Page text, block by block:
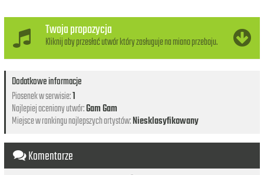
Twoja propozycja
Kliknij aby przesłać utwór który zasługuje na miano przeboju.
Dodatkowe informacje
Piosenek w serwisie:1
Najlepiej oceniony utwór:Gam Gam
Miejsce w rankingu najlepszych artystów:Niesklasyfikowany
Komentarze